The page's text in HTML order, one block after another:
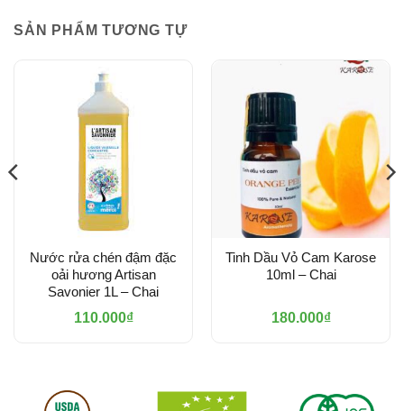
SẢN PHẨM TƯƠNG TỰ
Nước rửa chén đậm đặc
oải hương Artisan
Savonier 1L – Chai
110.000₫
Tinh Dầu Vỏ Cam Karose
10ml – Chai
180.000₫